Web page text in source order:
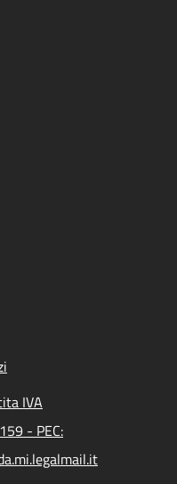
IVA
- PEC: